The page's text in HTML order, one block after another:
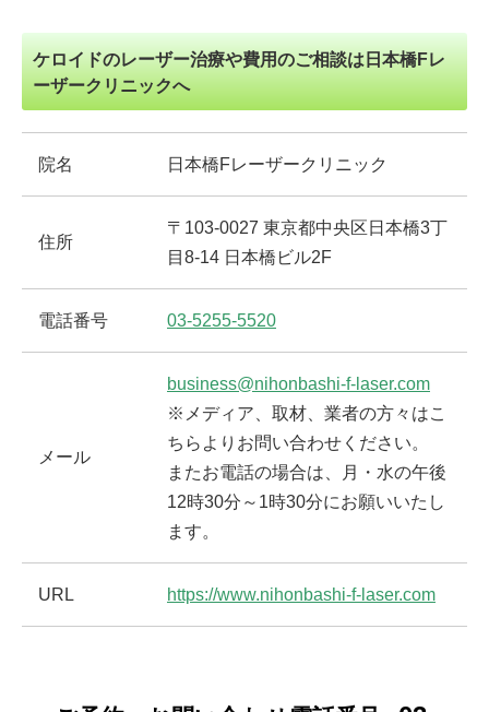
ケロイドのレーザー治療や費用のご相談は日本橋Fレ
ーザークリニックへ
院名 日本橋Fレーザークリニック
住所
〒103-0027 東京都中央区日本橋3丁
目8-14 日本橋ビル2F
電話番号 03-5255-5520
メール
business@nihonbashi-f-laser.com
※メディア、取材、業者の方々はこ
ちらよりお問い合わせください。
またお電話の場合は、月・水の午後
12時30分～1時30分にお願いいたし
ます。
URL https://www.nihonbashi-f-laser.com